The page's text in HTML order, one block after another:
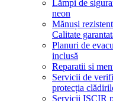
Lămpi de
neon
Mănuși
Calitate
Planuri de
inclusă
Reparatii si
Servicii de
protecția
Servicii ISCIR